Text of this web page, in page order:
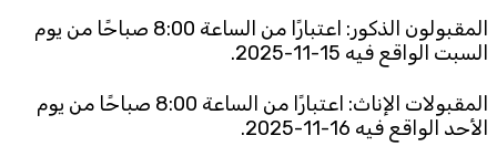
TTV Plus
Download the app
Koein
المقبولون الذكور: اعتبارًا من الساعة 8:00 صباحًا من يوم
السبت الواقع فيه 15-11-2025.
المقبولات الإناث: اعتبارًا من الساعة 8:00 صباحًا من يوم
الأحد الواقع فيه 16-11-2025.